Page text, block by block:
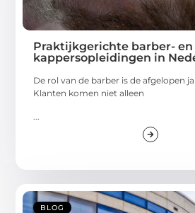
Praktijkgerichte barber- en
kappersopleidingen in
De rol van de barber is de afgelopen
Klanten komen niet alleen
BLOG